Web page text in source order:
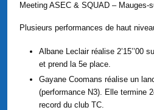
Meeting ASEC & SQUAD – Mauges-
Plusieurs performances de haut
Albane Leclair réalise 2’15’’00
et prend la 5e place.
Gayane Coomans réalise un
(performance N3). Elle termine
record du club TC.